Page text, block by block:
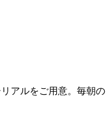
アルをご用意。毎朝の